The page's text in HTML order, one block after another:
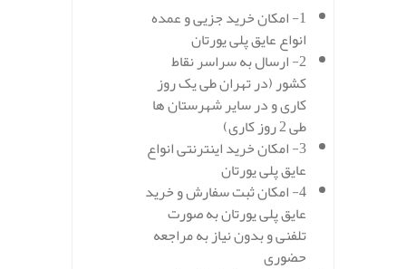
1- امکان خرید جزیی و عمده
انواع عایق پلی یورتان
2- ارسال به سراسر نقاط
کشور (در تهران طی یک روز
کاری و در سایر شهرستان ها
طی 2 روز کاری)
3- امکان خرید اینترنتی انواع
عایق پلی یورتان
4- امکان ثبت سفارش و خرید
عایق پلی یورتان به صورت
تلفنی و بدون نیاز به مراجعه
حضوری